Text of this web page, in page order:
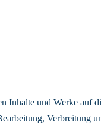
Inhalte und Werke auf
Verbreitung